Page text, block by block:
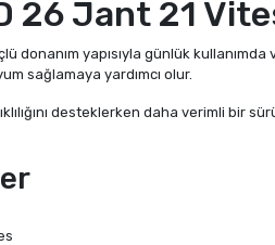
26 Jant 21
donanım yapısıyla günlük
sağlamaya yardımcı olur.
desteklerken daha verimli